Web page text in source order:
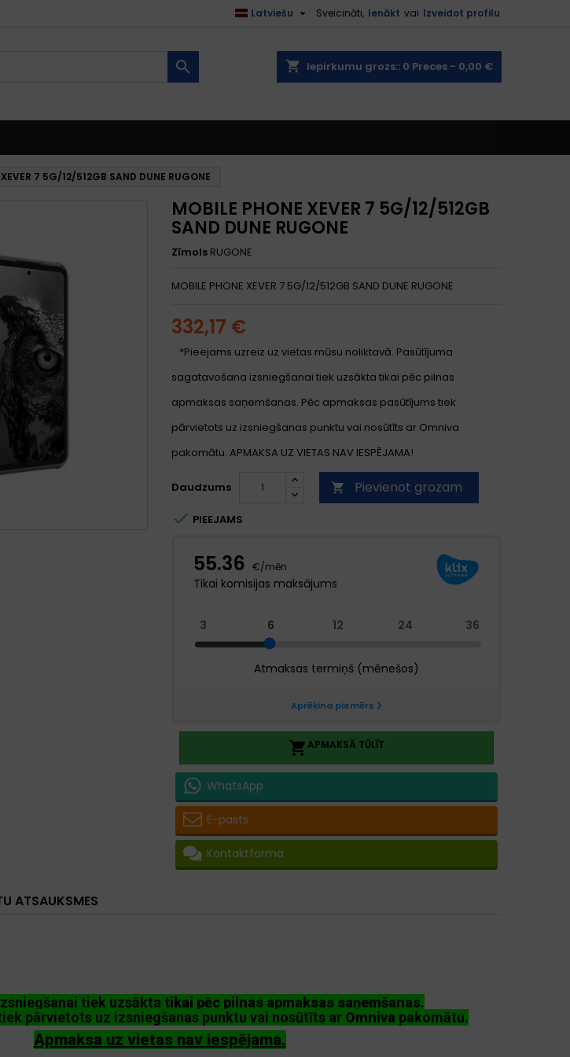
Sveicināti, Ienākt vai Izveidot profilu
Latviešu 
shopping_cart Iepirkumu grozs:: 0 Preces - 0,00 €

7 5G/12/512GB SAND DUNE RUGONE
MOBILE PHONE XEVER 7 5G/12/512GB
SAND DUNE RUGONE
Zīmols RUGONE
MOBILE PHONE XEVER 7 5G/12/512GB SAND DUNE RUGONE
332,17 €
*Pieejams uzreiz uz vietas mūsu noliktavā. Pasūtījuma
sagatavošana izsniegšanai tiek uzsākta tikai pēc pilnas
apmaksas saņemšanas. Pēc apmaksas pasūtījums tiek
pārvietots uz izsniegšanas punktu vai nosūtīts ar Omniva
pakomātu. APMAKSA UZ VIETAS NAV IESPĒJAMA!
Daudzums  Pievienot grozam
 PIEEJAMS
APMAKSĀ TŪLĪT
WhatsApp
E-pasts
Kontaktforma
ATSAUKSMES
tiek uzsākta tikai pēc pilnas apmaksas saņemšanas.
pārvietots uz izsniegšanas punktu vai nosūtīts ar Omniva pakomātu.
Apmaksa uz vietas nav iespējama.